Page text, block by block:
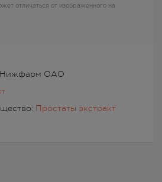
Нижфарм ОАО
Простаты экстракт
отличаться от изображенного на